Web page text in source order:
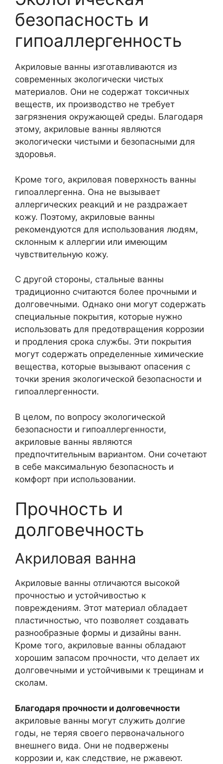
безопасность и
гипоаллергенность
Акриловые ванны изготавливаются из
современных экологически чистых
материалов. Они не содержат токсичных
веществ, их производство не требует
загрязнения окружающей среды. Благодаря
этому, акриловые ванны являются
экологически чистыми и безопасными для
здоровья.
Кроме того, акриловая поверхность ванны
гипоаллергенна. Она не вызывает
аллергических реакций и не раздражает
кожу. Поэтому, акриловые ванны
рекомендуются для использования людям,
склонным к аллергии или имеющим
чувствительную кожу.
С другой стороны, стальные ванны
традиционно считаются более прочными и
долговечными. Однако они могут содержать
специальные покрытия, которые нужно
использовать для предотвращения коррозии
и продления срока службы. Эти покрытия
могут содержать определенные химические
вещества, которые вызывают опасения с
точки зрения экологической безопасности и
гипоаллергенности.
В целом, по вопросу экологической
безопасности и гипоаллергенности,
акриловые ванны являются
предпочтительным вариантом. Они сочетают
в себе максимальную безопасность и
комфорт при использовании.
Прочность и
долговечность
Акриловая ванна
Акриловые ванны отличаются высокой
прочностью и устойчивостью к
повреждениям. Этот материал обладает
пластичностью, что позволяет создавать
разнообразные формы и дизайны ванн.
Кроме того, акриловые ванны обладают
хорошим запасом прочности, что делает их
долговечными и устойчивыми к трещинам и
сколам.
Благодаря прочности и долговечности
акриловые ванны могут служить долгие
годы, не теряя своего первоначального
внешнего вида. Они не подвержены
коррозии и, как следствие, не ржавеют.